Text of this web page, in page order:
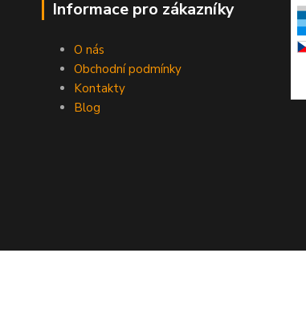
Informace pro zákazníky
O nás
Obchodní podmínky
Kontakty
Blog